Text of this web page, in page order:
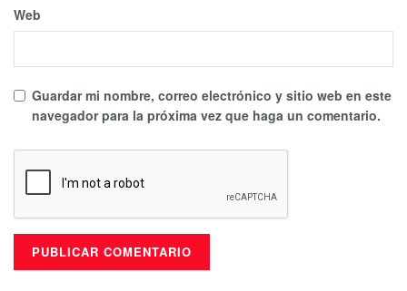
Web
Guardar mi nombre, correo electrónico y sitio web en este
navegador para la próxima vez que haga un comentario.